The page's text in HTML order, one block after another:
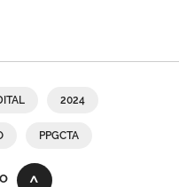
2024
PPGCTA